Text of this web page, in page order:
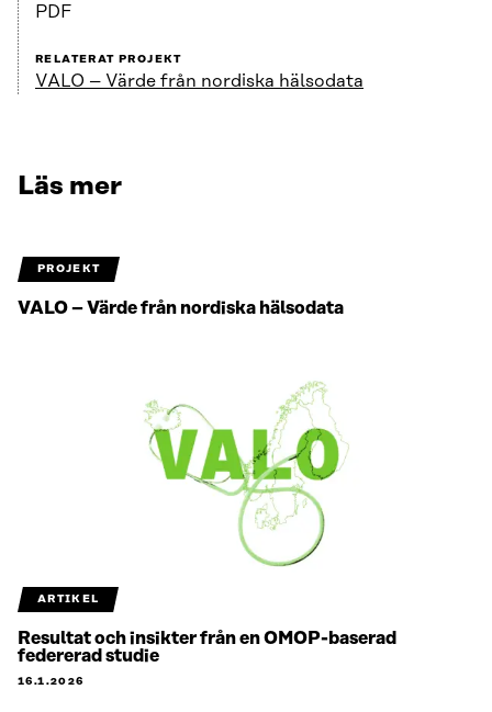
PDF
RELATERAT PROJEKT
VALO – Värde från nordiska hälsodata
Läs mer
PROJEKT
VALO – Värde från nordiska hälsodata
ARTIKEL
Resultat och insikter från en OMOP-baserad
federerad studie
16.1.2026